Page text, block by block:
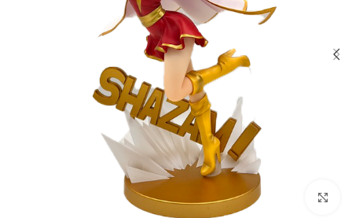
بزرگنمایی تصویر